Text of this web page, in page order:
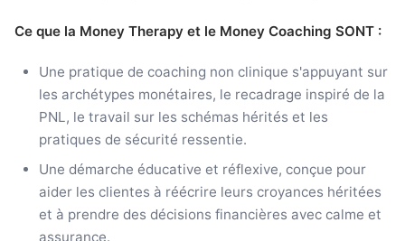
Ce que la Money Therapy et le Money Coaching SONT :
Une pratique de coaching non clinique s'appuyant sur
les archétypes monétaires, le recadrage inspiré de la
PNL, le travail sur les schémas hérités et les
pratiques de sécurité ressentie.
Une démarche éducative et réflexive, conçue pour
aider les clientes à réécrire leurs croyances héritées
et à prendre des décisions financières avec calme et
assurance.